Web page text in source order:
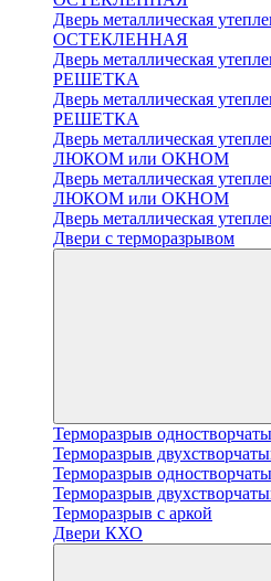
Дверь металлическая
ОСТЕКЛЕННАЯ
Дверь металлическая
РЕШЕТКА
Дверь металлическая
РЕШЕТКА
Дверь металлическая
ЛЮКОМ или ОКНОМ
Дверь металлическая
ЛЮКОМ или ОКНОМ
Дверь металлическая
Двери с терморазрывом
Терморазрыв
Терморазрыв
Терморазрыв
Терморазрыв
Терморазрыв с аркой
Двери КХО